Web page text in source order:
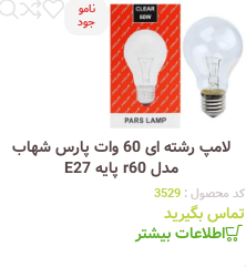
نامو
جود
لامپ رشته ای 60 وات پارس شهاب
مدل r60 پایه E27
کد محصول : 3529
تماس بگیرید
اطلاعات بیشتر